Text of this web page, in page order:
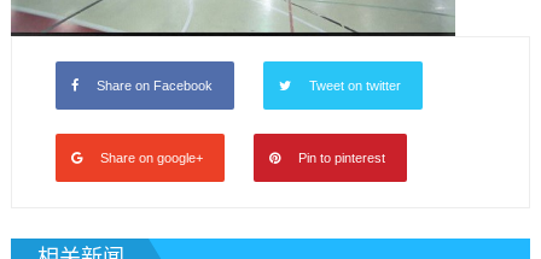
Share on Facebook Tweet on twitter
Share on google+ Pin to pinterest